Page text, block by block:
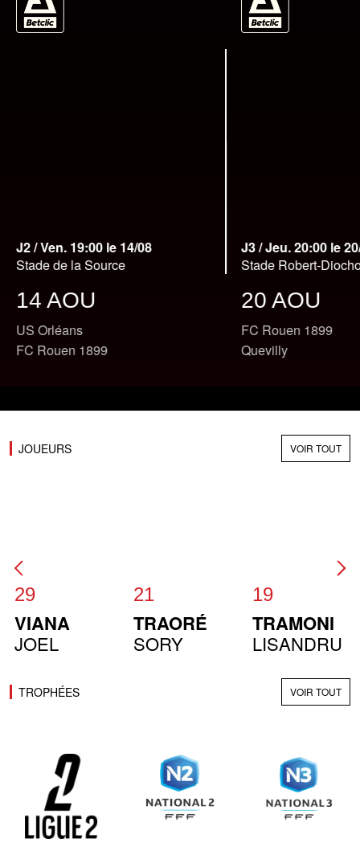
J2 / Ven. 19:00 le 14/08
Stade de la Source
14 AOU
US Orléans
FC Rouen 1899
J3 / Jeu. 20:00 le
Stade Robert-
20 AOU
FC Rouen 1899
Quevilly
JOUEURS VOIR TOUT
29
VIANA
JOEL
21
TRAORÉ
SORY
19
TRAMONI
LISANDRU
TROPHÉES VOIR TOUT